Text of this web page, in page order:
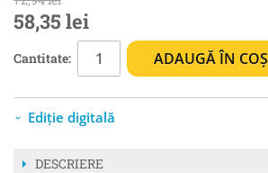
58,35 lei
Cantitate: ADAUGĂ ÎN COȘ
Ediție digitală
DESCRIERE